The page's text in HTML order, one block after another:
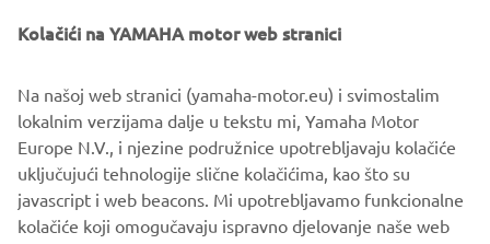
Važna napomena:Za više informacija kao što su
specifične cijene i kako konfigurirati Helm Master EX® za
vaš vanbrodski motor i plovilo, obratite se svom lokalnom
zastupniku.
Kolačići na YAMAHA motor web stranici
Na našoj web stranici (yamaha-motor.eu) i svimostalim
lokalnim verzijama dalje u tekstu mi, Yamaha Motor
Europe N.V., i njezine podružnice upotrebljavaju kolačiće
uključujući tehnologije slične kolačićima, kao što su
javascript i web beacons. Mi upotrebljavamo funkcionalne
kolačiće koji omogučavaju ispravno djelovanje naše web